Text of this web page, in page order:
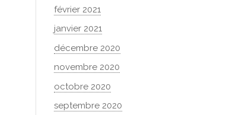
février 2021
janvier 2021
décembre 2020
novembre 2020
octobre 2020
septembre 2020